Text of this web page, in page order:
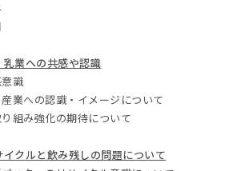
乳業への共感や認識
識
業への認識・イメージについて
組み強化の期待について
イクルと飲み残しの問題について